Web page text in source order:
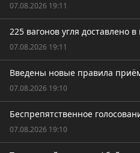
07.08.2026 19:11
225 вагонов угля доставлено
07.08.2026 19:11
Введены новые правила
07.08.2026 19:10
Беспрепятственное
07.08.2026 19:10